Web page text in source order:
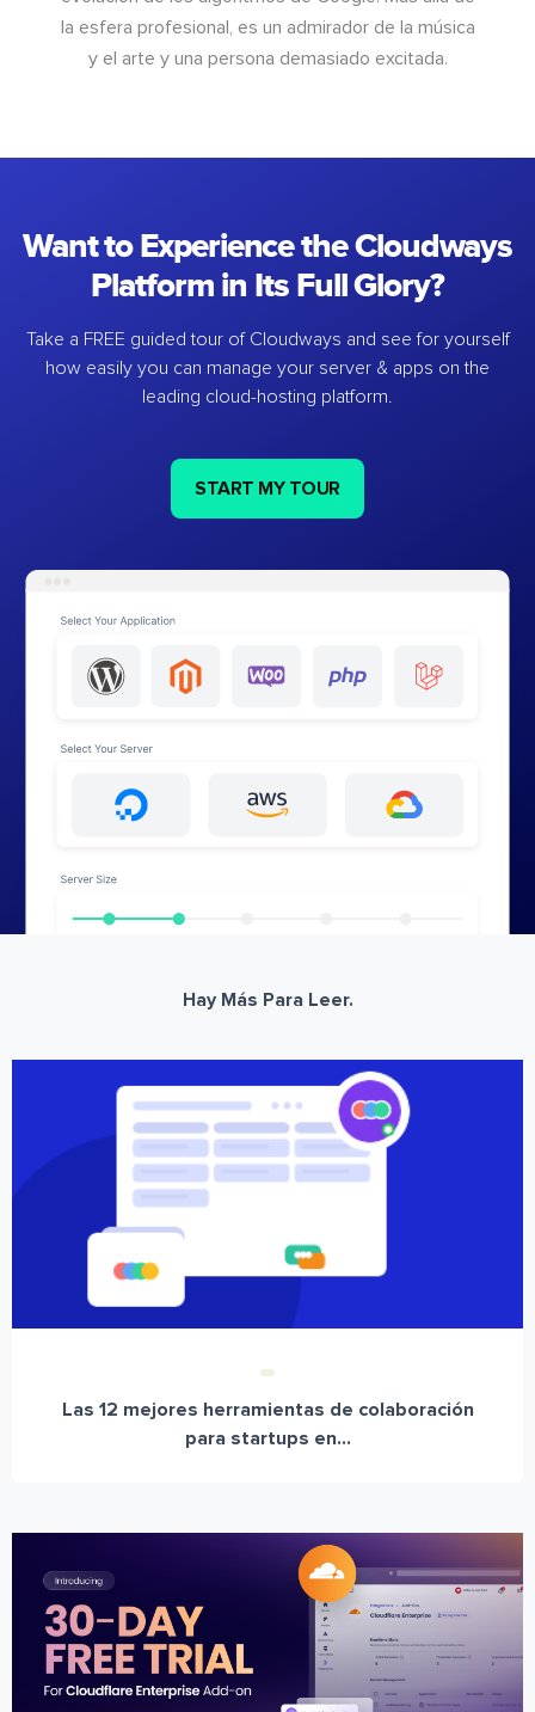
la esfera profesional, es un admirador de la música
y el arte y una persona demasiado excitada.
Want to Experience the Cloudways
Platform in Its Full Glory?
Take a FREE guided tour of Cloudways and see for yourself
how easily you can manage your server & apps on the
leading cloud-hosting platform.
START MY TOUR
Hay Más Para Leer.
Las 12 mejores herramientas de colaboración
para startups en...